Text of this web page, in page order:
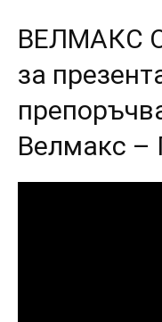
ВЕЛМАКС
за
Велмакс